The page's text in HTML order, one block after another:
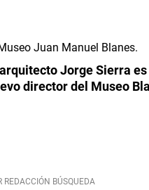
Jorge Sierra es
director del Museo
REDACCIÓN BÚSQUEDA